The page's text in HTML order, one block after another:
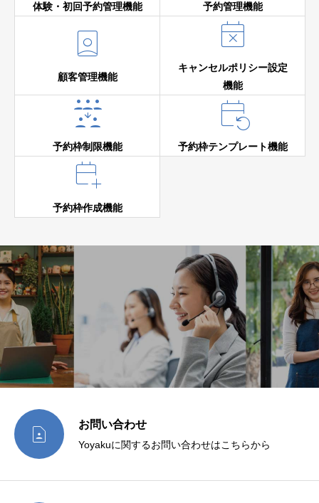
体験・初回予約管理機能 予約管理機能

顧客管理機能

キャンセルポリシー設定
機能

予約枠制限機能

予約枠テンプレート機能

予約枠作成機能
 お問い合わせ
Yoyakuに関するお問い合わせはこちらから